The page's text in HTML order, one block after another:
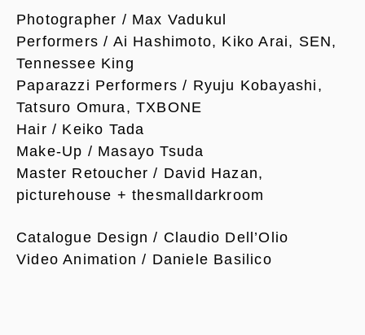
Photographer / Max Vadukul
Performers / Ai Hashimoto, Kiko Arai, SEN,
Tennessee King
Paparazzi Performers / Ryuju Kobayashi,
Tatsuro Omura, TXBONE
Hair / Keiko Tada
Make-Up / Masayo Tsuda
Master Retoucher / David Hazan,
picturehouse + thesmalldarkroom
Catalogue Design / Claudio Dell’Olio
Video Animation / Daniele Basilico